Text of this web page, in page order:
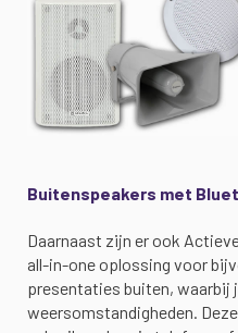
Buitenspeakers met
Daarnaast zijn er ook
all-in-one oplossing voor
presentaties buiten, waarbij
weersomstandigheden.